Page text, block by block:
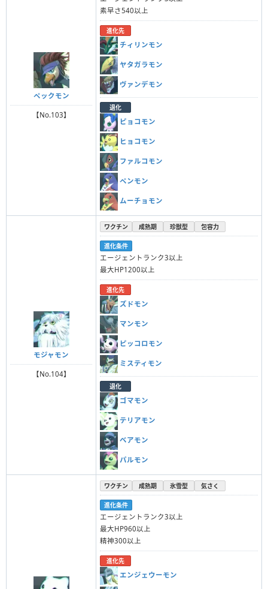
ペックモン
【No.103】
素早さ540以上
進化先
チィリンモン
ヤタガラモン
ヴァンデモン
退化
ピョコモン
ヒョコモン
ファルコモン
ペンモン
ムーチョモン
モジャモン
【No.104】
ワクチン 成熟期 珍獣型 包容力
進化条件
エージェントランク3以上
最大HP1200以上
進化先
ズドモン
マンモン
ピッコロモン
ミスティモン
退化
ゴマモン
テリアモン
ベアモン
パルモン
ワクチン 成熟期 氷雪型 気さく
進化条件
エージェントランク3以上
最大HP960以上
精神300以上
進化先
エンジェウーモン